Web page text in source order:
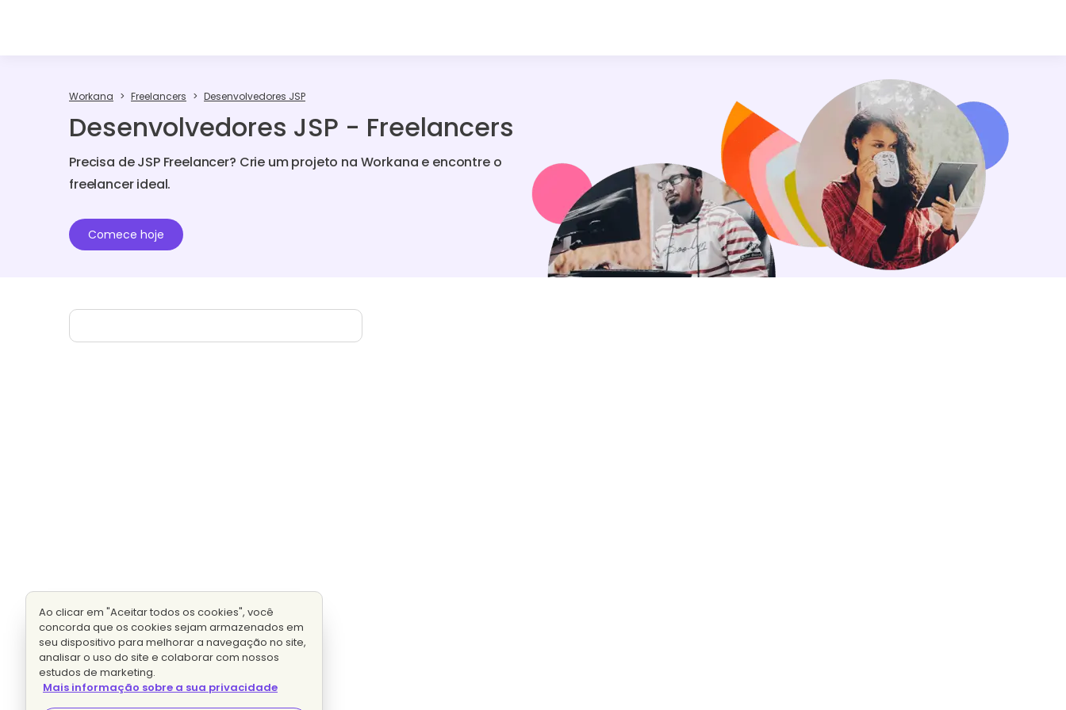
Workana Freelancers Desenvolvedores JSP
Desenvolvedores JSP - Freelancers
Precisa de JSP Freelancer? Crie um projeto na Workana e encontre o
freelancer ideal.
Comece hoje
Ao clicar em "Aceitar todos os cookies", você
concorda que os cookies sejam armazenados em
seu dispositivo para melhorar a navegação no site,
analisar o uso do site e colaborar com nossos
estudos de marketing.
Mais informação sobre a sua privacidade